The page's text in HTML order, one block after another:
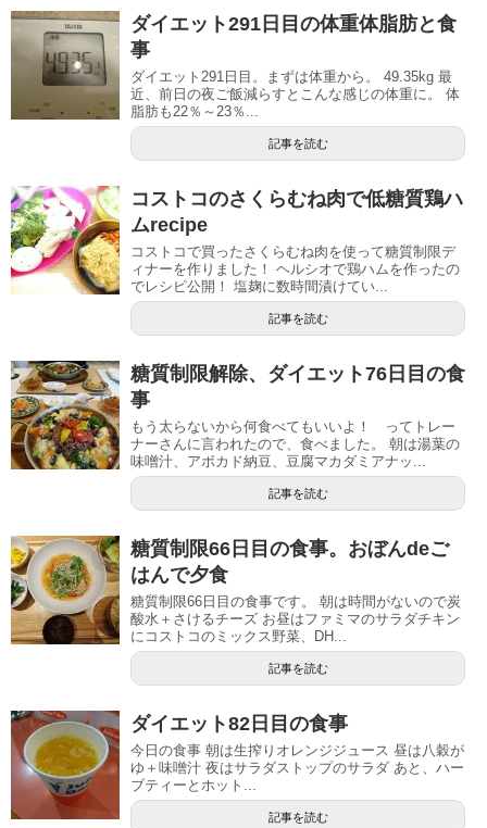
ダイエット291日目の体重体脂肪と食
事
ダイエット291日目。まずは体重から。 49.35kg 最
近、前日の夜ご飯減らすとこんな感じの体重に。 体
脂肪も22％～23％...
記事を読む
コストコのさくらむね肉で低糖質鶏ハ
ムrecipe
コストコで買ったさくらむね肉を使って糖質制限デ
ィナーを作りました！ ヘルシオで鶏ハムを作ったの
でレシピ公開！ 塩麹に数時間漬けてい...
記事を読む
糖質制限解除、ダイエット76日目の食
事
もう太らないから何食べてもいいよ！ ってトレー
ナーさんに言われたので、食べました。 朝は湯葉の
味噌汁、アボカド納豆、豆腐マカダミアナッ...
記事を読む
糖質制限66日目の食事。おぼんdeご
はんで夕食
糖質制限66日目の食事です。 朝は時間がないので炭
酸水＋さけるチーズ お昼はファミマのサラダチキン
にコストコのミックス野菜、DH...
記事を読む
ダイエット82日目の食事
今日の食事 朝は生搾りオレンジジュース 昼は八穀が
ゆ＋味噌汁 夜はサラダストップのサラダ あと、ハー
ブティーとホット...
記事を読む